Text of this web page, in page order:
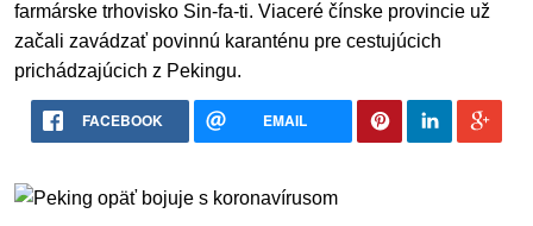
farmárske trhovisko Sin-fa-ti. Viaceré čínske provincie už
začali zavádzať povinnú karanténu pre cestujúcich
prichádzajúcich z Pekingu.
FACEBOOK EMAIL